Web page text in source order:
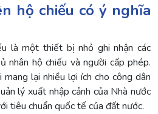
hộ chiếu có ý nghĩa
là một thiết bị nhỏ ghi nhận các
nhân hộ chiếu và người cấp phép.
lại nhiều lợi ích cho công dân
lý xuất nhập cảnh của Nhà nước
tiêu chuẩn quốc tế của đất nước.